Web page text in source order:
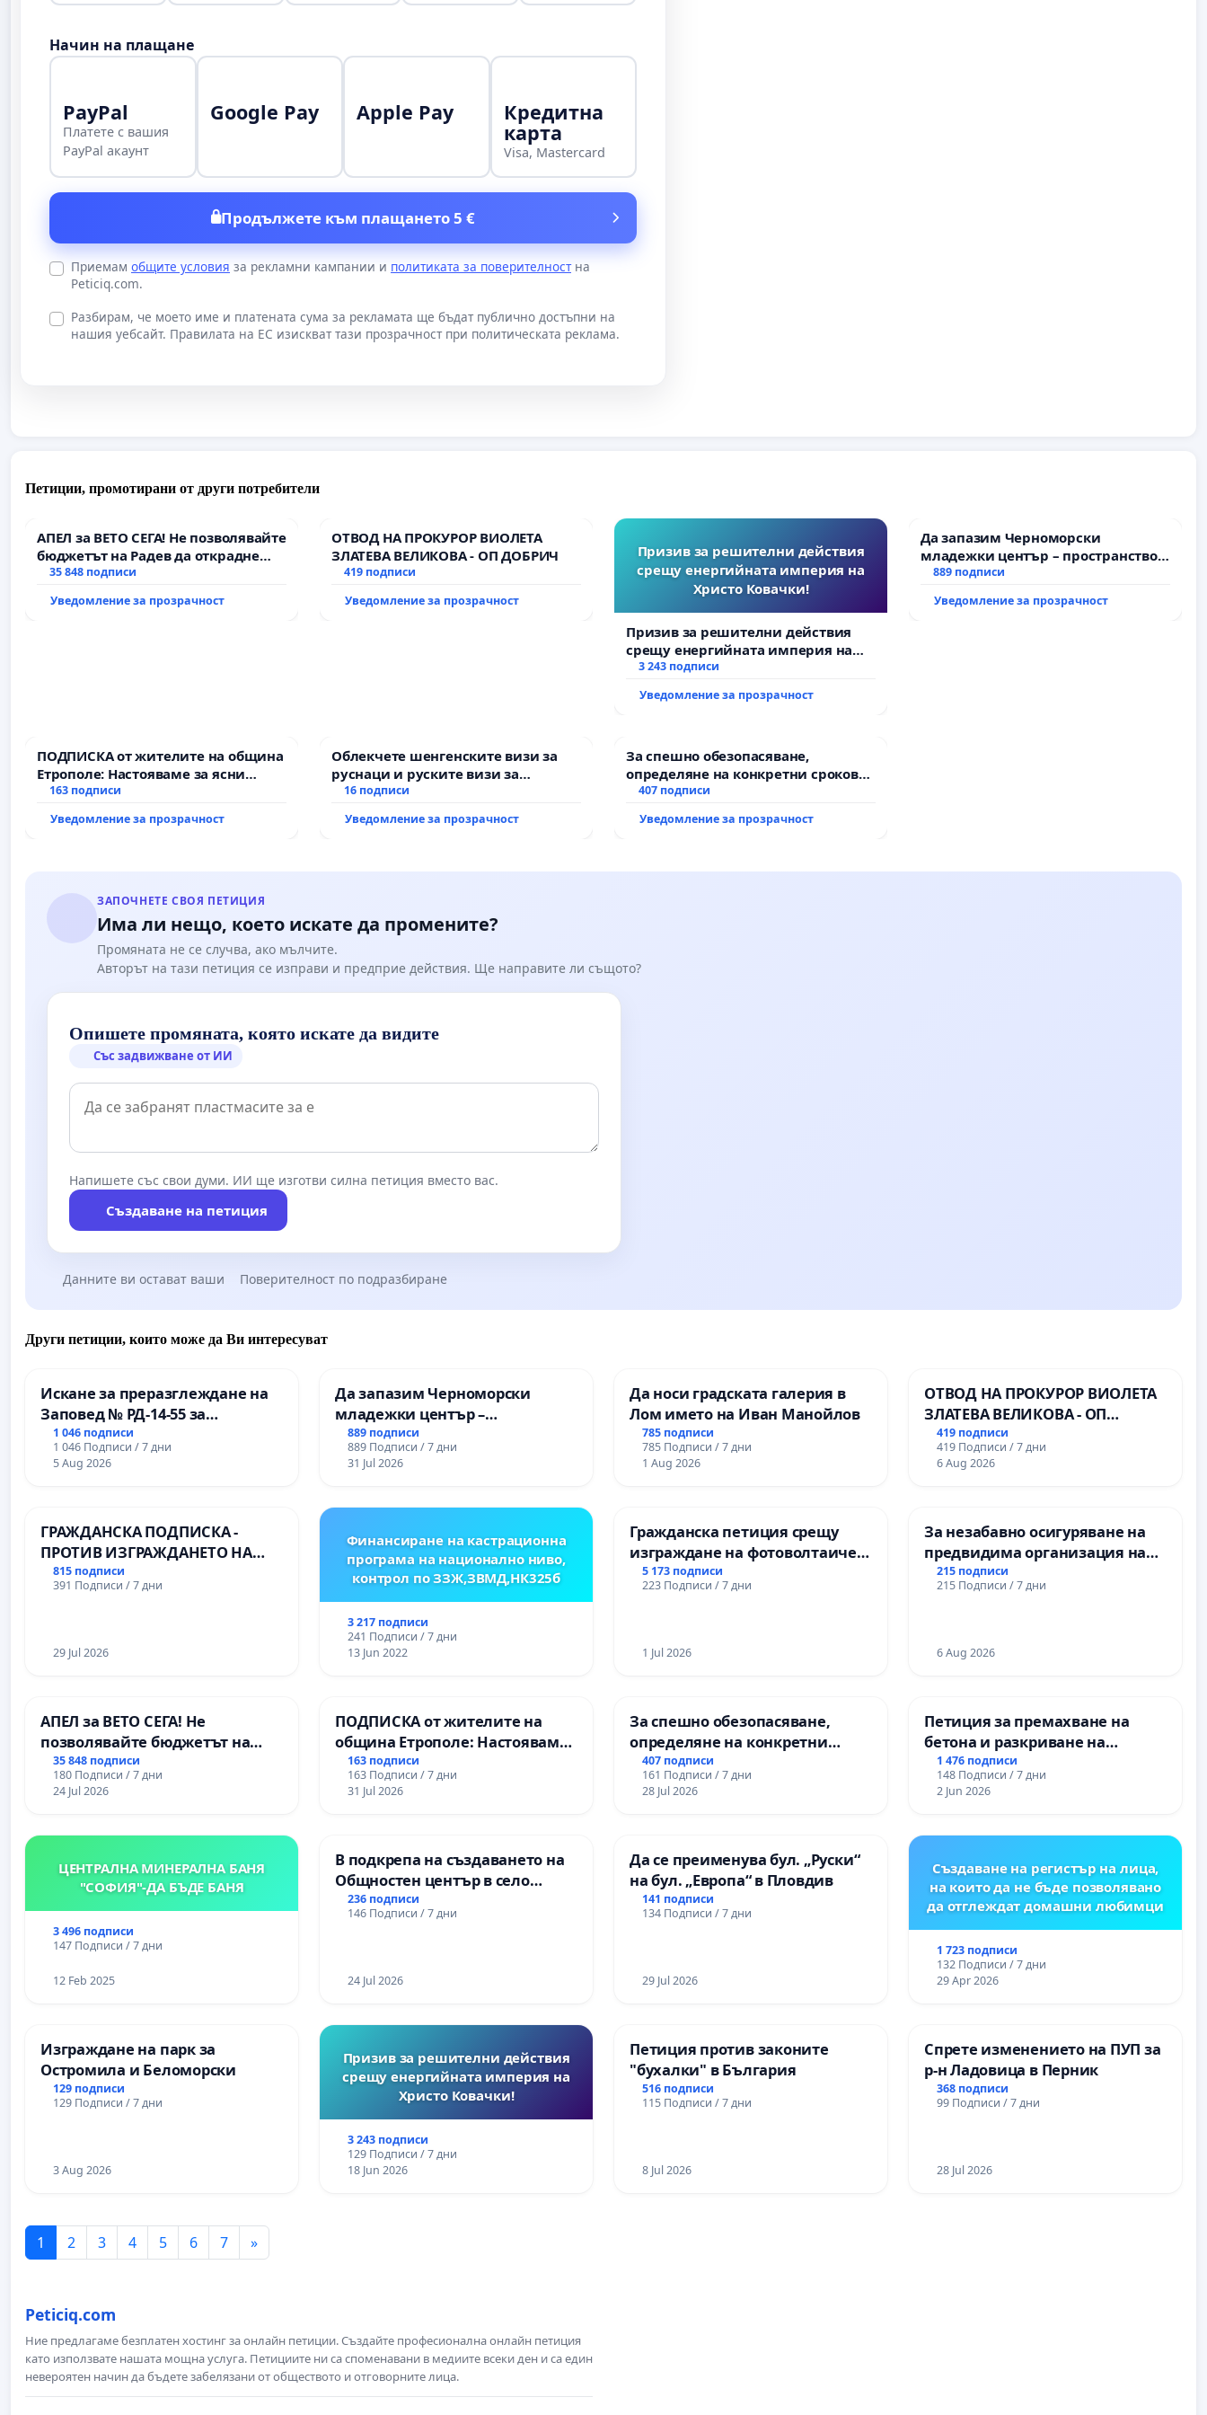
Начин на плащане
PayPal
Платете с вашия
PayPal акаунт
Google Pay Apple Pay Кредитна
карта
Visa, Mastercard
Продължете към плащането 5 €
Приемам общите условия за рекламни кампании и политиката за поверителностна
Peticiq.com.
Разбирам, че моето име и платената сума за рекламата ще бъдат публично достъпни на
нашия уебсайт. Правилата на ЕС изискват тази прозрачност при политическата реклама.
Петиции, промотирани от други потребители
АПЕЛ за ВЕТО СЕГА! Не позволявайте
бюджетът на Радев да открадне
парите и правата ни в тъмното
35 848 подписи
Уведомление за прозрачност
ОТВОД НА ПРОКУРОР ВИОЛЕТА
ЗЛАТЕВА ВЕЛИКОВА - ОП ДОБРИЧ
419 подписи
Уведомление за прозрачност
Призив за решителни действия
срещу енергийната империя на
Христо Ковачки!
Призив за решителни действия
срещу енергийната империя на
Христо Ковачки!
3 243 подписи
Уведомление за прозрачност
Да запазим Черноморски
младежки център – пространство
за младите на Варна
889 подписи
Уведомление за прозрачност
ПОДПИСКА от жителите на община
Етрополе: Настояваме за ясни
гаранции от “Елаците-МЕД” АД и от
всички екологични норми!
163 подписи
Уведомление за прозрачност
Облекчете шенгенските визи за
руснаци и руските визи за
българи
16 подписи
Уведомление за прозрачност
За спешно обезопасяване,
определяне на конкретни срокове
и извършване на цялостна
републиканския път между пътен
407 подписи
Уведомление за прозрачност
ЗАПОЧНЕТЕ СВОЯ ПЕТИЦИЯ
Има ли нещо, което искате да промените?
Промяната не се случва, ако мълчите.
Авторът на тази петиция се изправи и предприе действия. Ще направите ли същото?
Опишете промяната, която искате да видите
Със задвижване от ИИ
Напишете със свои думи. ИИ ще изготви силна петиция вместо вас.
Създаване на петиция
Данните ви остават ваши Поверителност по подразбиране
Други петиции, които може да Ви интересуват
Искане за преразглеждане на
Заповед № РД-14-55 за
вливането на
Професионалната гимназия по
промишлени технологии в
Пазарджик
1 046 подписи
1 046 Подписи / 7 дни
5 Aug 2026
Да запазим Черноморски
младежки център –
пространство за младите на
Варна
889 подписи
889 Подписи / 7 дни
31 Jul 2026
Да носи градската галерия в
Лом името на Иван Манойлов
785 подписи
785 Подписи / 7 дни
1 Aug 2026
ОТВОД НА ПРОКУРОР ВИОЛЕТА
ЗЛАТЕВА ВЕЛИКОВА - ОП
ДОБРИЧ
419 подписи
419 Подписи / 7 дни
6 Aug 2026
ГРАЖДАНСКА ПОДПИСКА -
ПРОТИВ ИЗГРАЖДАНЕТО НА
ВЪЖЕНА ЛИНИЯ (ЛИФТ) НА
ТЕРИТОРИЯТА НА ПРИРОДНА
(БУНАРДЖИК)
815 подписи
391 Подписи / 7 дни
29 Jul 2026
Финансиране на кастрационна
програма на национално ниво,
контрол по ЗЗЖ,ЗВМД,НК325б
3 217 подписи
241 Подписи / 7 дни
13 Jun 2022
Гражданска петиция срещу
изграждане на фотоволтаичен
парк в с.Прибой, общ. Радомир
5 173 подписи
223 Подписи / 7 дни
1 Jul 2026
За незабавно осигуряване на
предвидима организация на
учебния процес и гарантиране
на правото на равнопоставено
Александър I“ и Хуманитарна
215 подписи
215 Подписи / 7 дни
6 Aug 2026
АПЕЛ за ВЕТО СЕГА! Не
позволявайте бюджетът на
Радев да открадне парите и
правата ни в тъмното
35 848 подписи
180 Подписи / 7 дни
24 Jul 2026
ПОДПИСКА от жителите на
община Етрополе: Настояваме
за ясни гаранции от “Елаците-
МЕД” АД и от държавата, че ще
се изпълнят всички
163 подписи
163 Подписи / 7 дни
31 Jul 2026
За спешно обезопасяване,
определяне на конкретни
срокове и извършване на
цялостна рехабилитация на
републиканския път между
Момин проход
407 подписи
161 Подписи / 7 дни
28 Jul 2026
Петиция за премахване на
бетона и разкриване на
античното сърце на
Могиланската могила във
Враца
1 476 подписи
148 Подписи / 7 дни
2 Jun 2026
ЦЕНТРАЛНА МИНЕРАЛНА БАНЯ
"СОФИЯ"-ДА БЪДЕ БАНЯ
3 496 подписи
147 Подписи / 7 дни
12 Feb 2025
В подкрепа на създаването на
Общностен център в село
Църква
236 подписи
146 Подписи / 7 дни
24 Jul 2026
Да се преименува бул. „Руски“
на бул. „Европа“ в Пловдив
141 подписи
134 Подписи / 7 дни
29 Jul 2026
Създаване на регистър на лица,
на които да не бъде позволявано
да отглеждат домашни любимци
1 723 подписи
132 Подписи / 7 дни
29 Apr 2026
Изграждане на парк за
Остромила и Беломорски
129 подписи
129 Подписи / 7 дни
3 Aug 2026
Призив за решителни действия
срещу енергийната империя на
Христо Ковачки!
3 243 подписи
129 Подписи / 7 дни
18 Jun 2026
Петиция против законите
"бухалки" в България
516 подписи
115 Подписи / 7 дни
8 Jul 2026
Спрете изменението на ПУП за
р-н Ладовица в Перник
368 подписи
99 Подписи / 7 дни
28 Jul 2026
1 2 3 4 5 6 7 »
Peticiq.com
Ние предлагаме безплатен хостинг за онлайн петиции. Създайте професионална онлайн петиция
като използвате нашата мощна услуга. Петициите ни са споменавани в медиите всеки ден и са един
невероятен начин да бъдете забелязани от обществото и отговорните лица.